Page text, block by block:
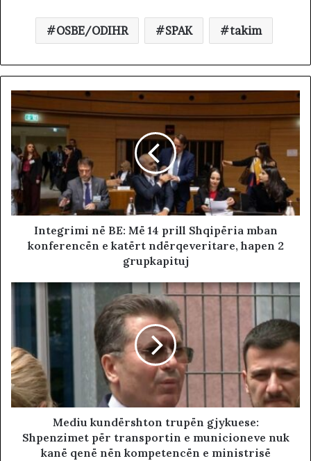
OSBE/ODIHR SPAK takim
Integrimi në BE: Më 14 prill Shqipëria mban
konferencën e katërt ndërqeveritare, hapen 2
grupkapituj
Mediu kundërshton trupën gjykuese:
Shpenzimet për transportin e municioneve nuk
kanë qenë nën kompetencën e ministrisë